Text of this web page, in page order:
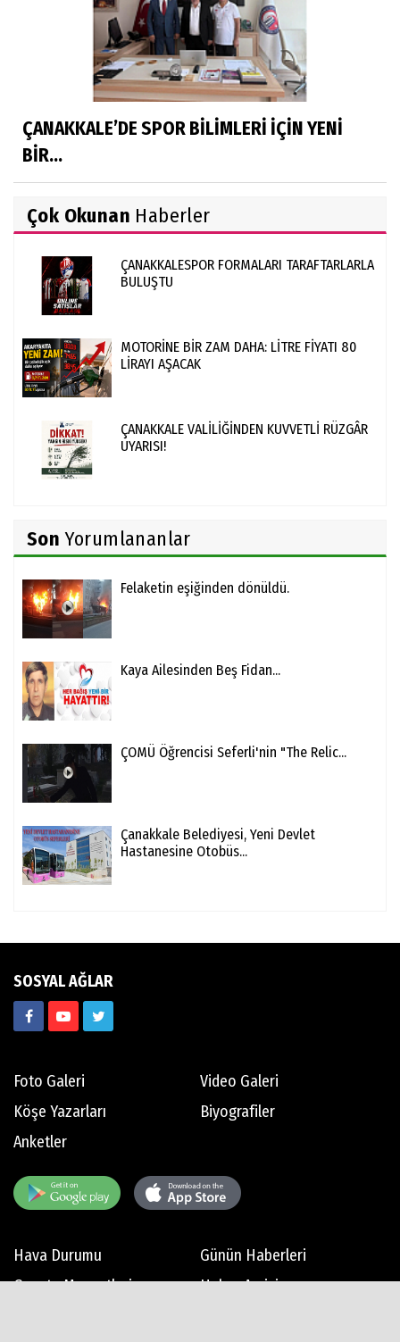
ÇANAKKALE’DE SPOR BİLİMLERİ İÇİN YENİ
BİR...
Çok Okunan Haberler
ÇANAKKALESPOR FORMALARI TARAFTARLARLA
BULUŞTU
MOTORİNE BİR ZAM DAHA: LİTRE FİYATI 80
LİRAYI AŞACAK
ÇANAKKALE VALİLİĞİNDEN KUVVETLİ RÜZGÂR
UYARISI!
Son Yorumlananlar
Felaketin eşiğinden dönüldü.
Kaya Ailesinden Beş Fidan...
ÇOMÜ Öğrencisi Seferli'nin "The Relic...
Çanakkale Belediyesi, Yeni Devlet
Hastanesine Otobüs...
SOSYAL AĞLAR
Foto Galeri
Video Galeri
Köşe Yazarları
Biyografiler
Anketler
Hava Durumu
Günün Haberleri
Gazete Manşetleri
Haber Arşivi